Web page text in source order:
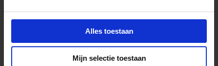
Alles toestaan
Mijn selectie toestaan